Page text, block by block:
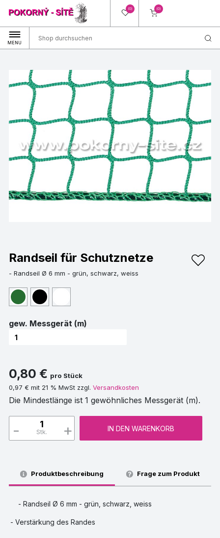
(0) (0)
MENU
Randseil für Schutznetze
- Randseil Ø 6 mm - grün, schwarz, weiss
gew. Messgerät (m)
0,80 € pro Stück
0,97 € mit 21 % MwSt zzgl. Versandkosten
Die Mindestlänge ist 1 gewöhnliches Messgerät (m).
Stk. +
- IN DEN WARENKORB
Produktbeschreibung Frage zum Produkt
- Randseil Ø 6 mm - grün, schwarz, weiss
- Verstärkung des Randes